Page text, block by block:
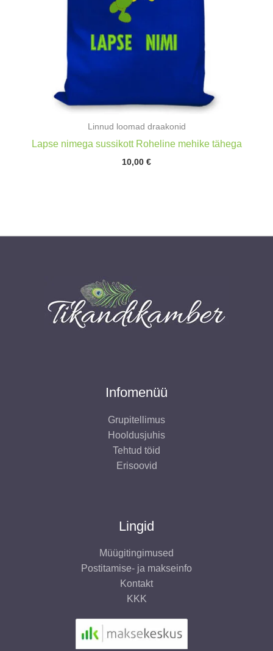
Linnud loomad draakonid
Lapse nimega sussikott Roheline mehike tähega
10,00 €
Infomenüü
Grupitellimus
Hooldusjuhis
Tehtud töid
Erisoovid
Lingid
Müügitingimused
Postitamise- ja makseinfo
Kontakt
KKK